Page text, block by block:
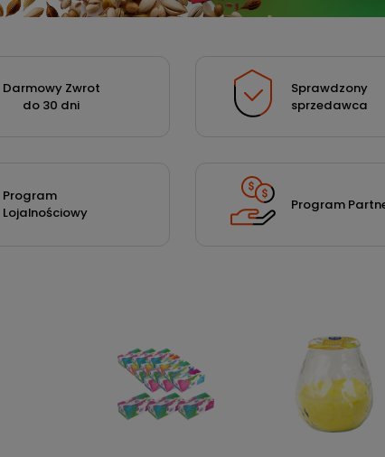
Darmowy Zwrot
do 30 dni
Sprawdzony
sprzedawca
Program
Lojalnościowy
Program